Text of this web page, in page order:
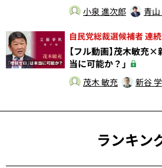
小泉 進次郎 青山
自民党総裁選候補者 連
【フル動画】茂木敏充×
当に可能か？」
茂木 敏充 新谷 学
ランキン